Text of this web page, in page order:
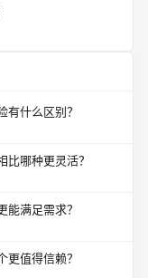
什么区别？
哪种更灵活？
满足需求？
值得信赖？